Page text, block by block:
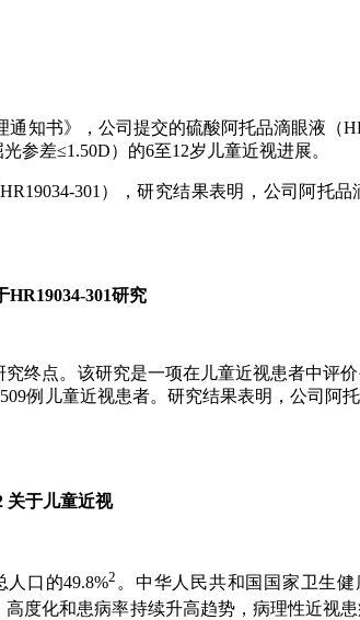
书》，公司提交的硫酸阿托品滴眼液（
参差≤1.50D）的6至12岁儿童近视进展。
301），研究结果表明，公司
HR19034-301研究
终点。该研究是一项在儿童近视患者中评
例儿童近视患者。研究结果表明，公司
关于儿童近视
人口的49.8%2 。中华人民共和国国家卫生健
高度化和患病率持续升高趋势，病理性近视